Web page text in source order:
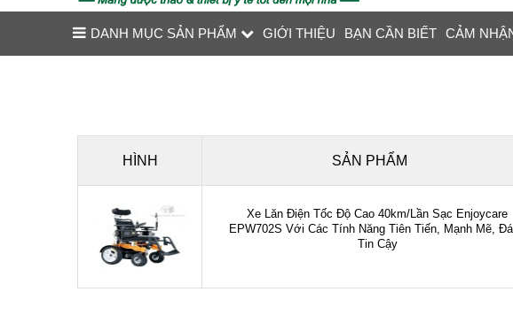
DANH MỤC SẢN PHẨM GIỚI THIỆU BẠN CẦN BIẾT CẢM
HÌNH SẢN PHẨM
Xe Lăn Điện Tốc Độ Cao 40km/Lần Sạc Enjoycare
EPW702S Với Các Tính Năng Tiên Tiến, Mạnh Mẽ,
Tin Cậy